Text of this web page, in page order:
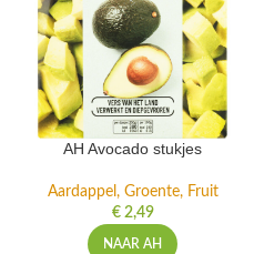
AH Avocado stukjes
Aardappel, Groente, Fruit
€2,49
NAAR AH